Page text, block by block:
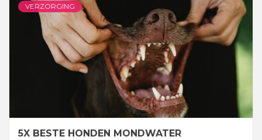
VERZORGING
5X BESTE HONDEN MONDWATER